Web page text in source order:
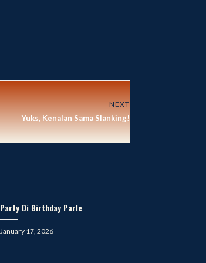
NEXT
Yuks, Kenalan Sama Slanking!
Party Di Birthday Parle
Posted
January 17, 2026